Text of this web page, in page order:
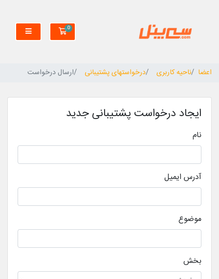
0 کارت خرید
اعضا ناحیه کاربری درخواستهای پشتیبانی ارسال درخواست
ایجاد درخواست پشتیبانی جدید
نام
آدرس ایمیل
موضوع
بخش